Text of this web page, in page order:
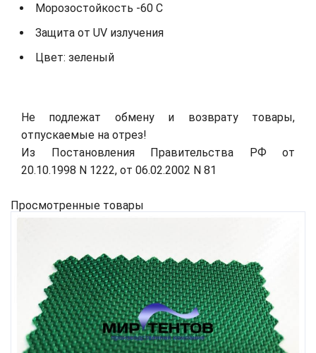
Морозостойкость -60 С
Защита от UV излучения
Цвет: зеленый
Не подлежат обмену и возврату товары,
отпускаемые на отрез!
Из Постановления Правительства РФ от
20.10.1998 N 1222, от 06.02.2002 N 81
Просмотренные товары